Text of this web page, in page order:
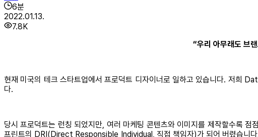
6분
2022.01.13.
7.8K
“우리 아무래도 브
현재 미국의 테크 스타트업에서 프로덕트 디자이너로 일하고 있습니다. 저
다.
당시 프로덕트는 런칭 되었지만, 여러 마케팅 콘텐츠와 이미지를 제작할수록 점점
프린트의 DRI(Direct Responsible Individual, 직접 책임자)가 되어 버렸습니다